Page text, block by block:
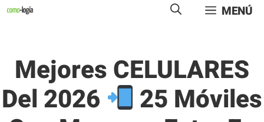
Saltar
MENÚ
Mejores CELULARES
Del 2026
25 Móviles